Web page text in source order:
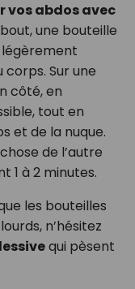
vos abdos avec
une bouteille
légèrement
Sur une
côté, en
tout en
et de la nuque.
de l’autre
1 à 2 minutes.
les bouteilles
n’hésitez
qui pèsent